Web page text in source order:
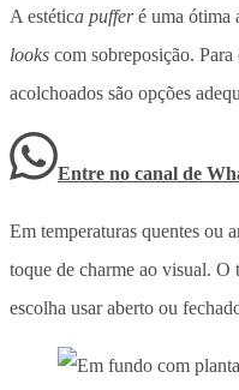
A estética pufferé uma ótima
looks com sobreposição.
acolchoados são opções
Entre no canal de
Em temperaturas quentes ou
toque de charme ao visual. O
escolha usar aberto ou